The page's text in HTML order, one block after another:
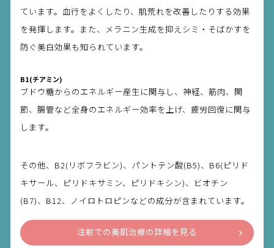
ています。血行をよくしたり、肌荒れを改善したりする効果
を発揮します。また、メラニン生成を抑えシミ・そばかすを
防ぐ美白効果も知られています。
B1(チアミン)
ブドウ糖からのエネルギー産生に関与し、神経、筋肉、関
節、腸管など全身のエネルギー効率を上げ、疲労回復に関与
します。
その他、B2(リボフラビン)、パントテン酸(B5)、B6(ピリド
キサール、ピリドキサミン、ピリドキシン)、ビオチン
(B7)、B12、ノイロトロピンなどの成分が含まれています。
注射での美肌治療の詳細を見る